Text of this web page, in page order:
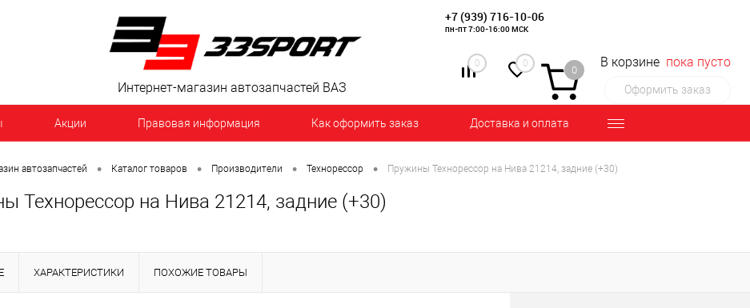
+7 (939) 716-10-06
пн-пт 7:00-16:00 МСК
0 0
0
В корзине пока пусто
Оформить заказ
Интернет-магазин автозапчастей ВАЗ
Акции Правовая информация Как оформить заказ Доставка и оплата
автозапчастей • Каталог товаров • Производители • Технорессор • Пружины Технорессор на Нива 21214, задние (+30)
Технорессор на Нива 21214, задние (+30)
ХАРАКТЕРИСТИКИ ПОХОЖИЕ ТОВАРЫ